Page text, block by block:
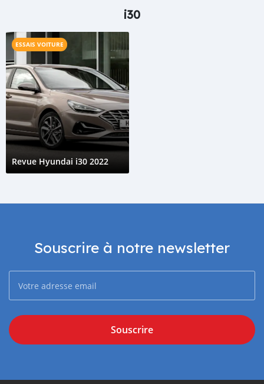
i30
ESSAIS VOITURE
Revue Hyundai i30 2022
Souscrire à notre newsletter
Souscrire